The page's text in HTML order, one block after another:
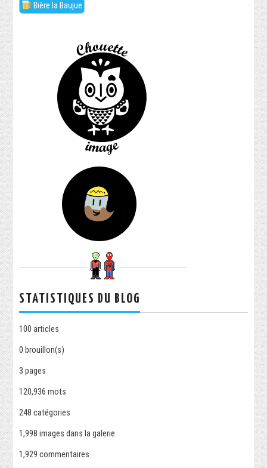
Bière la Baujue
STATISTIQUES DU BLOG
100 articles
0 brouillon(s)
3 pages
120,936 mots
248 catégories
1,998 images dans la galerie
1,929 commentaires